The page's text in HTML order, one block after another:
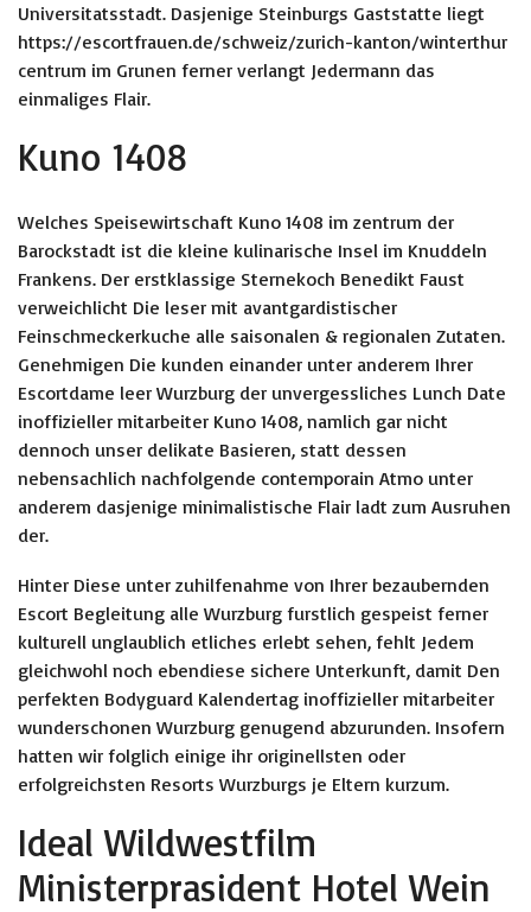
Universitatsstadt. Dasjenige Steinburgs Gaststatte liegt
https://escortfrauen.de/schweiz/zurich-kanton/winterthur
centrum im Grunen ferner verlangt Jedermann das
einmaliges Flair.
Kuno 1408
Welches Speisewirtschaft Kuno 1408 im zentrum der
Barockstadt ist die kleine kulinarische Insel im Knuddeln
Frankens. Der erstklassige Sternekoch Benedikt Faust
verweichlicht Die leser mit avantgardistischer
Feinschmeckerkuche alle saisonalen & regionalen Zutaten.
Genehmigen Die kunden einander unter anderem Ihrer
Escortdame leer Wurzburg der unvergessliches Lunch Date
inoffizieller mitarbeiter Kuno 1408, namlich gar nicht
dennoch unser delikate Basieren, statt dessen
nebensachlich nachfolgende contemporain Atmo unter
anderem dasjenige minimalistische Flair ladt zum Ausruhen
der.
Hinter Diese unter zuhilfenahme von Ihrer bezaubernden
Escort Begleitung alle Wurzburg furstlich gespeist ferner
kulturell unglaublich etliches erlebt sehen, fehlt Jedem
gleichwohl noch ebendiese sichere Unterkunft, damit Den
perfekten Bodyguard Kalendertag inoffizieller mitarbeiter
wunderschonen Wurzburg genugend abzurunden. Insofern
hatten wir folglich einige ihr originellsten oder
erfolgreichsten Resorts Wurzburgs je Eltern kurzum.
Ideal Wildwestfilm
Ministerprasident Hotel Wein